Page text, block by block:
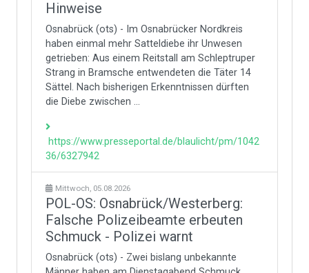
Hinweise
Osnabrück (ots) - Im Osnabrücker Nordkreis
haben einmal mehr Satteldiebe ihr Unwesen
getrieben: Aus einem Reitstall am Schleptruper
Strang in Bramsche entwendeten die Täter 14
Sättel. Nach bisherigen Erkenntnissen dürften
die Diebe zwischen ...
https://www.presseportal.de/blaulicht/pm/1042
36/6327942
Mittwoch, 05.08.2026
POL-OS: Osnabrück/Westerberg:
Falsche Polizeibeamte erbeuten
Schmuck - Polizei warnt
Osnabrück (ots) - Zwei bislang unbekannte